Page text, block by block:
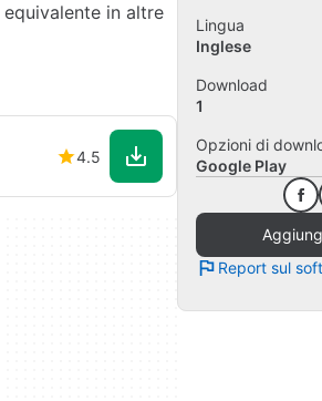
in altre
4.5
Lingua
Inglese
Download
1
Opzioni di
Google Play
Report sul